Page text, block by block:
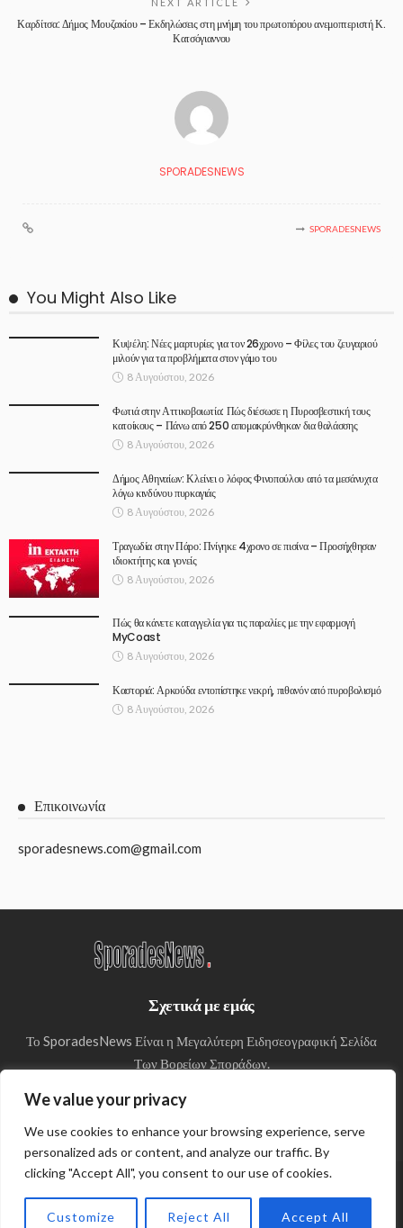
We value your privacy
We use cookies to enhance your browsing experience, serve
personalized ads or content, and analyze our traffic. By
clicking "Accept All", you consent to our use of cookies.
Customize Reject All Accept All
Καρδίτσα: Δήμος Μουζακίου – Εκδηλώσεις στη μνήμη του πρωτοπόρου ανεμοπτεριστή Κ.
Κατσόγιαννου
SPORADESNEWS
SPORADESNEWS
You Might Also Like
Κυψέλη: Νέες μαρτυρίες για τον 26χρονο – Φίλες του ζευγαριού
μιλούν για τα προβλήματα στον γάμο του
8 Αυγούστου, 2026
Φωτιά στην Αττικοβοιωτία: Πώς διέσωσε η Πυροσβεστική τους
κατοίκους – Πάνω από 250 απομακρύνθηκαν δια θαλάσσης
8 Αυγούστου, 2026
Δήμος Αθηναίων: Κλείνει ο λόφος Φινοπούλου από τα μεσάνυχτα
λόγω κινδύνου πυρκαγιάς
8 Αυγούστου, 2026
Τραγωδία στην Πάρο: Πνίγηκε 4χρονο σε πισίνα – Προσήχθησαν
ιδιοκτήτης και γονείς
8 Αυγούστου, 2026
Πώς θα κάνετε καταγγελία για τις παραλίες με την εφαρμογή
MyCoast
8 Αυγούστου, 2026
Καστοριά: Αρκούδα εντοπίστηκε νεκρή, πιθανόν από πυροβολισμό
8 Αυγούστου, 2026
Επικοινωνία
sporadesnews.com@gmail.com
Σχετικά με εμάς
Το SporadesNews Είναι η Μεγαλύτερη Ειδησεογραφική Σελίδα
Των Βορείων Σποράδων.
© Copyright 2024 SporadesNews
Πολιτική απορρήτου